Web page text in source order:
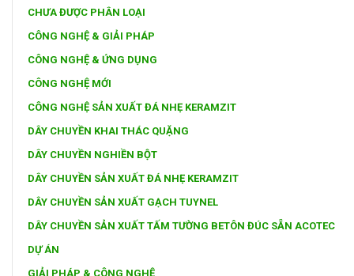
CHƯA ĐƯỢC PHÂN LOẠI
CÔNG NGHỆ & GIẢI PHÁP
CÔNG NGHỆ & ỨNG DỤNG
CÔNG NGHỆ MỚI
CÔNG NGHỆ SẢN XUẤT ĐÁ NHẸ KERAMZIT
DÂY CHUYỀN KHAI THÁC QUẶNG
DÂY CHUYỀN NGHIỀN BỘT
DÂY CHUYỀN SẢN XUẤT ĐÁ NHẸ KERAMZIT
DÂY CHUYỀN SẢN XUẤT GẠCH TUYNEL
DÂY CHUYỀN SẢN XUẤT TẤM TƯỜNG BETÔN ĐÚC SẴN ACOTEC
DỰ ÁN
GIẢI PHÁP & CÔNG NGHỆ